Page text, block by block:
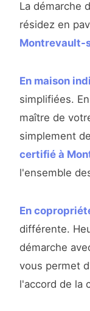
La démarche
résidez en
Montrevault-
En maison
simplifiées.
maître de
simplement
certifié à
l'ensemble
En
différente.
démarche
vous permet
l'accord de la